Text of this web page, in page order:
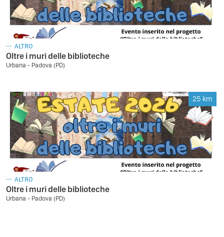
ALTRO
Oltre i muri delle biblioteche
Urbana - Padova (PD)
25 km
ALTRO
Oltre i muri delle biblioteche
Urbana - Padova (PD)